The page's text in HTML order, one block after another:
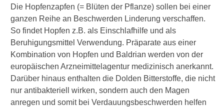
Die Hopfenzapfen (= Blüten der Pflanze) sollen bei einer
ganzen Reihe an Beschwerden Linderung verschaffen.
So findet Hopfen z.B. als Einschlafhilfe und als
Beruhigungsmittel Verwendung. Präparate aus einer
Kombination von Hopfen und Baldrian werden von der
europäischen Arzneimittelagentur medizinisch anerkannt.
Darüber hinaus enthalten die Dolden Bitterstoffe, die nicht
nur antibakteriell wirken, sondern auch den Magen
anregen und somit bei Verdauungsbeschwerden helfen
► Medikamente
► Gesundheitsthemen
Nebenwirkungen
Wann nicht?
Weitere Inhalte dazu auf
Navigator-Medizin
Alternative zu Hopfen:
Baldrian